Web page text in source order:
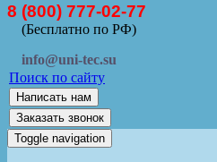
8 (800) 777-02-77
(Бесплатно по РФ)
info@uni-tec.su
Поиск по сайту
Написать нам
Заказать звонок
Toggle navigation